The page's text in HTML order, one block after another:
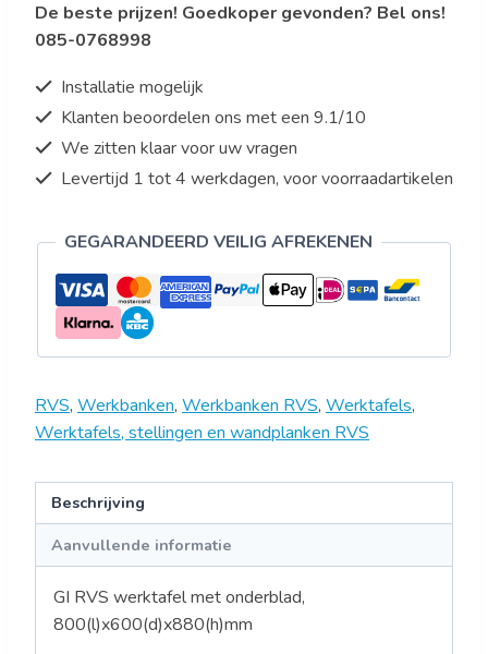
werktafel
met
800(l)x600(d)x880(h)mm
aantal
De beste prijzen! Goedkoper gevonden? Bel ons!
085-0768998
Installatie mogelijk
Klanten beoordelen ons met een 9.1/10
We zitten klaar voor uw vragen
Levertijd 1 tot 4 werkdagen, voor voorraadartikelen
GEGARANDEERD VEILIG AFREKENEN
RVS, Werkbanken, Werkbanken RVS, Werktafels,
Werktafels, stellingen en wandplanken RVS
Beschrijving
Aanvullende informatie
GI RVS werktafel met onderblad,
800(l)x600(d)x880(h)mm